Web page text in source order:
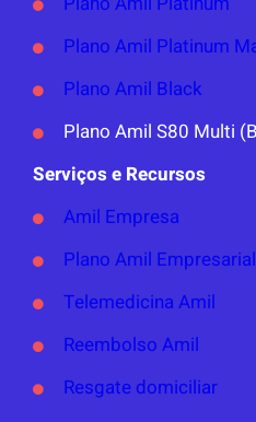
Plano Amil Platinum
Plano Amil Black
Plano Amil S80 Multi
Serviços e Recursos
Amil Empresa
Plano Amil Empresarial
Telemedicina Amil
Reembolso Amil
Resgate domiciliar